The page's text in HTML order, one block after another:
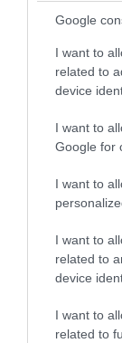
Google
I want to
related to
device
I want to
Google for
I want to
I want to
related to
device
I want to
related to
PRONEWS.GR /
Τα 5
ηγέτες:
επιτυχίες
04.08.2026 | 12:03